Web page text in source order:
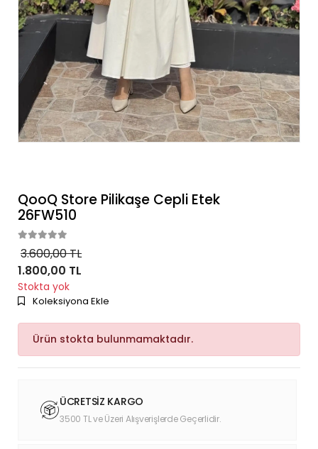
QooQ Store Pilikaşe Cepli Etek
26FW510
3.600,00 TL
1.800,00 TL
Stokta yok
Koleksiyona Ekle
Ürün stokta bulunmamaktadır.
ÜCRETSİZ KARGO
3500 TL ve Üzeri Alışverişlerde Geçerlidir.